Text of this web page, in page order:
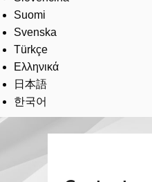
Suomi
Svenska
Türkçe
Ελληνικά
日本語
한국어